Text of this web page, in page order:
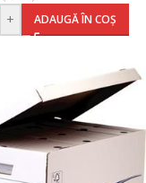
+ ADAUGĂ ÎN COȘ